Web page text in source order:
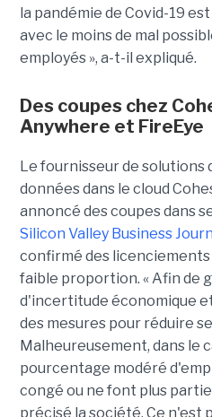
la pandémie de Covid-19
avec le moins de mal
employés », a-t-il expliqué.
Des coupes chez
Anywhere et FireEye
Le fournisseur de
données dans le cloud
annoncé des coupes dans
Silicon Valley Business
confirmé des licenciements
faible proportion. « Afin de
d'incertitude économique
des mesures pour réduire
Malheureusement, dans le
pourcentage modéré
congé ou ne font plus
précisé la société. Ce n'est